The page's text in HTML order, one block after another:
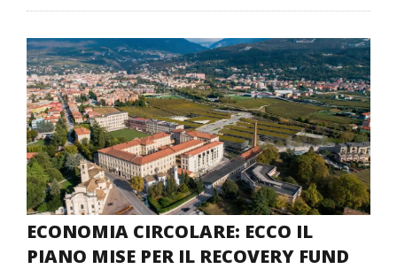
ECONOMIA CIRCOLARE: ECCO IL
PIANO MISE PER IL RECOVERY FUND